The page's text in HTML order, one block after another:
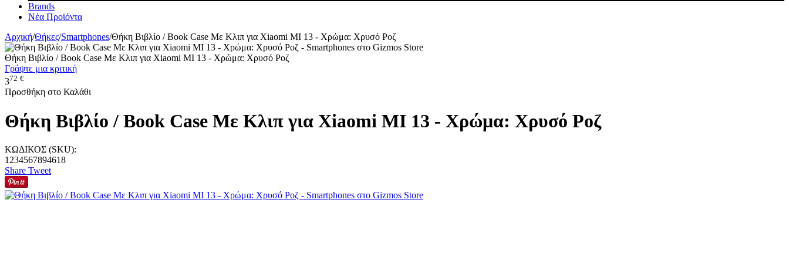
Brands
Νέα Προϊόντα
Αρχική/Θήκες/Smartphones/Θήκη Βιβλίο / Book Case Με Κλιπ για Xiaomi MI 13 - Χρώμα: Χρυσό Ροζ
Θήκη Βιβλίο / Book Case Με Κλιπ για Xiaomi MI 13 - Χρώμα: Χρυσό Ροζ
Γράψτε μια κριτική
372 €
Προσθήκη στο Καλάθι
Θήκη Βιβλίο / Book Case Με Κλιπ για Xiaomi MI 13 - Χρώμα: Χρυσό Ροζ
ΚΩΔΙΚΟΣ (SKU):
1234567894618
Share Tweet